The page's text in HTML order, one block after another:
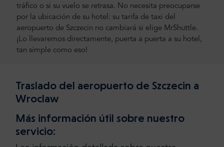
tráfico o si su vuelo se retrasa. No necesita preocuparse
por la ubicación de su hotel: su tarifa de taxi del
aeropuerto de Szczecin no cambiará si elige MrShuttle.
¡Lo llevaremos directamente, puerta a puerta a su hotel,
tan simple como eso!
Traslado del aeropuerto de Szczecin a
Wroclaw
Más información útil sobre nuestro
servicio: